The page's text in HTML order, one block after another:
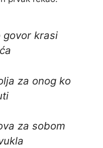
govor krasi
za onog ko
za sobom